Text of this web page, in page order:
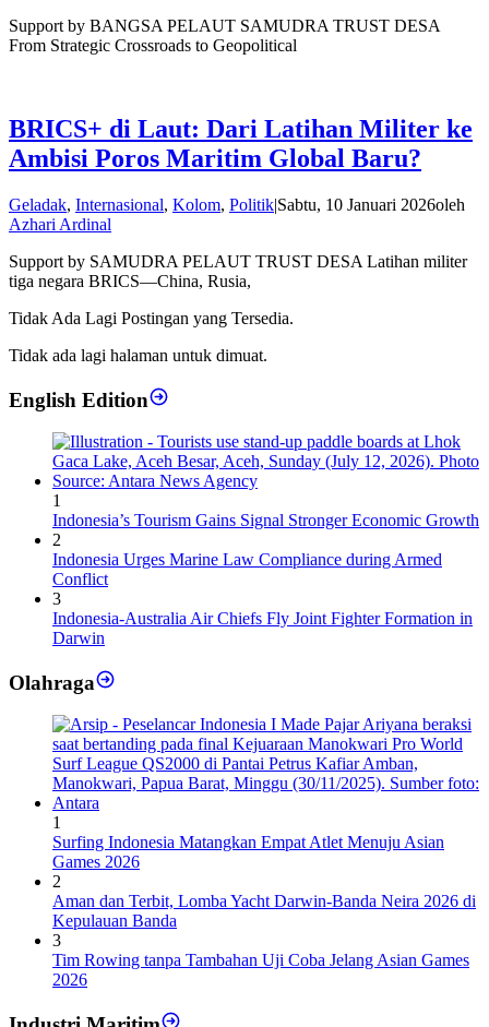
Support by BANGSA PELAUT SAMUDRA TRUST DESA
From Strategic Crossroads to Geopolitical
BRICS+ di Laut: Dari Latihan Militer ke
Ambisi Poros Maritim Global Baru?
Geladak, Internasional, Kolom, Politik|Sabtu, 10 Januari 2026oleh
Azhari Ardinal
Support by SAMUDRA PELAUT TRUST DESA Latihan militer
tiga negara BRICS—China, Rusia,
Tidak Ada Lagi Postingan yang Tersedia.
Tidak ada lagi halaman untuk dimuat.
English Edition
1
Indonesia’s Tourism Gains Signal Stronger Economic Growth
2
Indonesia Urges Marine Law Compliance during Armed
Conflict
3
Indonesia-Australia Air Chiefs Fly Joint Fighter Formation in
Darwin
Olahraga
1
Surfing Indonesia Matangkan Empat Atlet Menuju Asian
Games 2026
2
Aman dan Terbit, Lomba Yacht Darwin-Banda Neira 2026 di
Kepulauan Banda
3
Tim Rowing tanpa Tambahan Uji Coba Jelang Asian Games
2026